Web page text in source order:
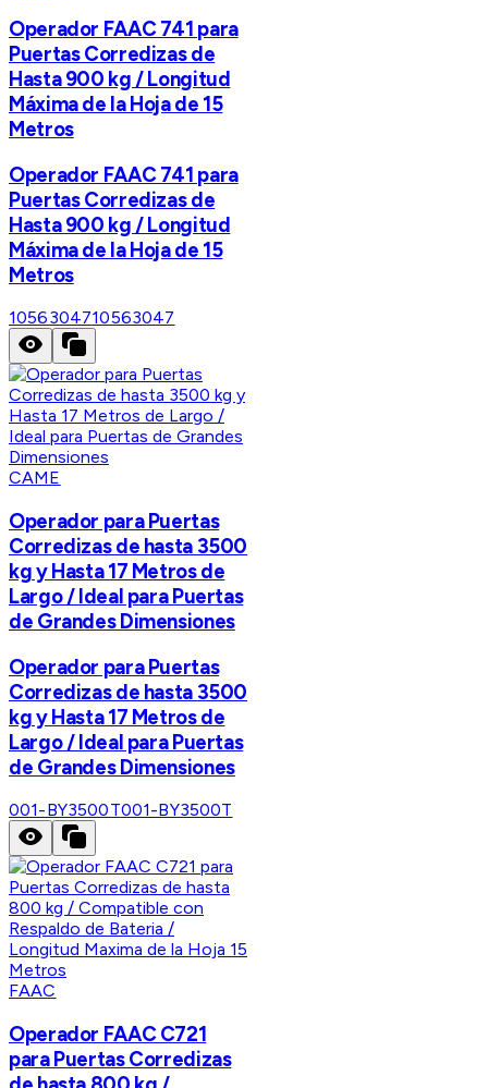
Operador FAAC 741 para
Puertas Corredizas de
Hasta 900 kg / Longitud
Máxima de la Hoja de 15
Metros
Operador FAAC 741 para
Puertas Corredizas de
Hasta 900 kg / Longitud
Máxima de la Hoja de 15
Metros
1056304710563047
CAME
Operador para Puertas
Corredizas de hasta 3500
kg y Hasta 17 Metros de
Largo / Ideal para Puertas
de Grandes Dimensiones
Operador para Puertas
Corredizas de hasta 3500
kg y Hasta 17 Metros de
Largo / Ideal para Puertas
de Grandes Dimensiones
001-BY3500T001-BY3500T
FAAC
Operador FAAC C721
para Puertas Corredizas